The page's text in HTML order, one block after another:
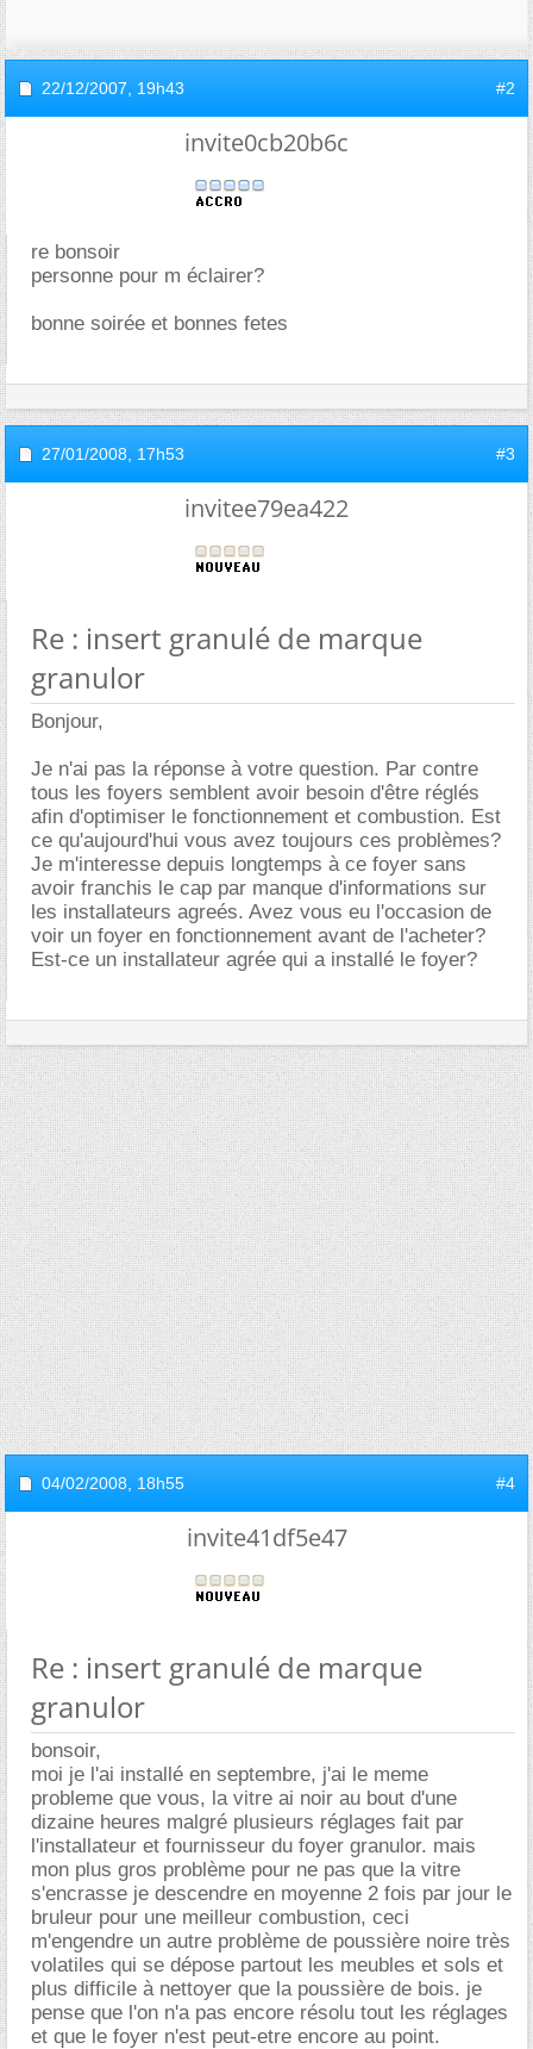
22/12/2007, 19h43 #2
invite0cb20b6c
re bonsoir
personne pour m éclairer?
bonne soirée et bonnes fetes
27/01/2008, 17h53 #3
invitee79ea422
Re : insert granulé de marque
granulor
Bonjour,
Je n'ai pas la réponse à votre question. Par contre
tous les foyers semblent avoir besoin d'être réglés
afin d'optimiser le fonctionnement et combustion. Est
ce qu'aujourd'hui vous avez toujours ces problèmes?
Je m'interesse depuis longtemps à ce foyer sans
avoir franchis le cap par manque d'informations sur
les installateurs agreés. Avez vous eu l'occasion de
voir un foyer en fonctionnement avant de l'acheter?
Est-ce un installateur agrée qui a installé le foyer?
04/02/2008, 18h55 #4
invite41df5e47
Re : insert granulé de marque
granulor
bonsoir,
moi je l'ai installé en septembre, j'ai le meme
probleme que vous, la vitre ai noir au bout d'une
dizaine heures malgré plusieurs réglages fait par
l'installateur et fournisseur du foyer granulor. mais
mon plus gros problème pour ne pas que la vitre
s'encrasse je descendre en moyenne 2 fois par jour le
bruleur pour une meilleur combustion, ceci
m'engendre un autre problème de poussière noire très
volatiles qui se dépose partout les meubles et sols et
plus difficile à nettoyer que la poussière de bois. je
pense que l'on n'a pas encore résolu tout les réglages
et que le foyer n'est peut-etre encore au point.